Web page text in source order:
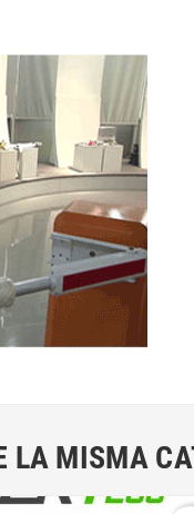
LA MISMA